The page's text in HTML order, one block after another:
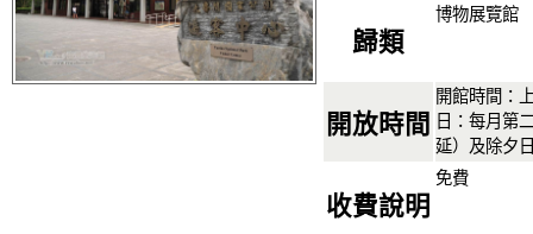
歸類
博物展覽館
開放時間
開館時間：
日：每月第
延）及除夕
收費說明
免費